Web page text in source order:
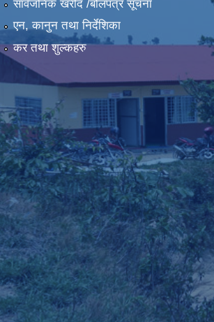
सार्वजनिक खरीद /बोलपत्र सूचना
एन, कानुन तथा निर्देशिका
कर तथा शुल्कहरु